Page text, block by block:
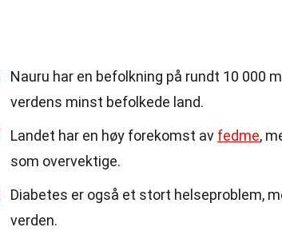
Nauru har en befolkning på rundt 10 000
verdens minst befolkede land.
Landet har en høy forekomst av fedme,
som overvektige.
Diabetes er også et stort helseproblem,
verden.